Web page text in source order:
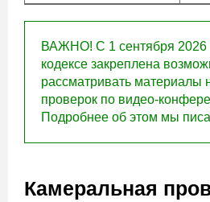
ВАЖНО! С 1 сентября 2026
кодексе закреплена
рассматривать материалы
проверок по видео-
Подробнее об этом мы
Камеральная